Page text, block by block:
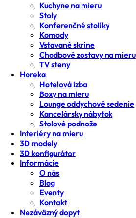
Kuchyne na mieru
Stoly
Konferenčné stolíky
Komody
Vstavané skrine
Chodbové zostavy na mieru
TV steny
Horeka
Hotelová izba
Boxy na mieru
Lounge oddychové sedenie
Kancelársky nábytok
Stolové podnože
Interiéry na mieru
3D modely
3D konfigurátor
Informácie
O nás
Blog
Eventy
Kontakt
Nezáväzný dopyt